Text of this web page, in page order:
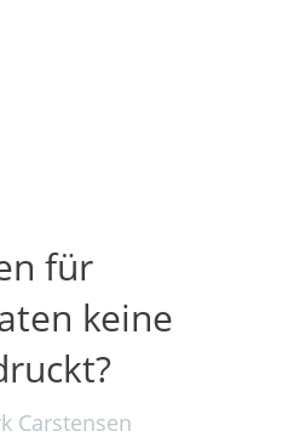
für
keine
Carstensen